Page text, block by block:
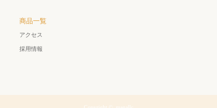
商品一覧
アクセス
採用情報